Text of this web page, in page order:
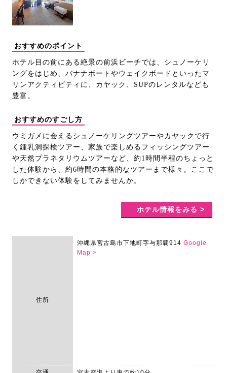
おすすめのポイント
ホテル目の前にある絶景の前浜ビーチでは、シュノーケリ
ングをはじめ、バナナボートやウェイクボードといったマ
リンアクティビティに、カヤック、SUPのレンタルなども
豊富。
おすすめのすごし方
ウミガメに会えるシュノーケリングツアーやカヤックで行
く鍾乳洞探検ツアー、家族で楽しめるフィッシングツアー
や天然プラネタリウムツアーなど、約1時間半程のちょっと
した体験から、約6時間の本格的なツアーまで様々。ここで
しかできない体験をしてみませんか。
ホテル情報をみる >
住所
沖縄県宮古島市下地町字与那覇914 Google
Map >